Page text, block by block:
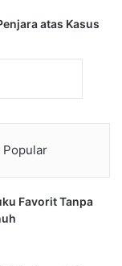
atas Kasus
Popular
Favorit Tanpa